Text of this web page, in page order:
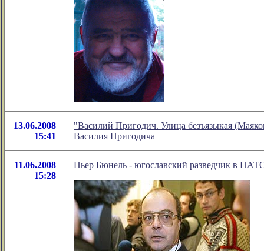
13.06.2008
15:41
"Василий Пригодич. Улица безъязыкая
Василия Пригодича
11.06.2008
15:28
Пьер Бюнель - югославский разведчик в